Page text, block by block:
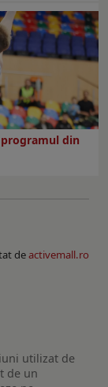
programul din
deactivemall.ro
utilizat de
de un